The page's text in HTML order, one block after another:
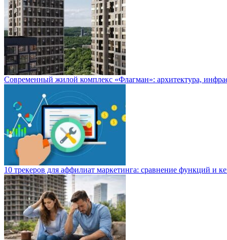
Современный жилой комплекс «Флагман»: архитектура,
10 трекеров для аффилиат маркетинга: сравнение функций и